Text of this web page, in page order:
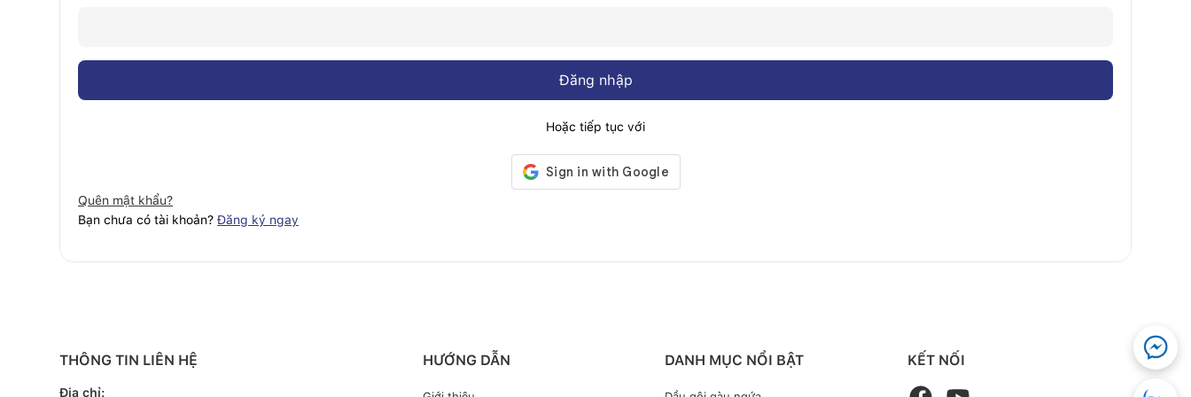
Đăng nhập
Hoặc tiếp tục với
Quên mật khẩu?
Bạn chưa có tài khoản? Đăng ký ngay
THÔNG TIN LIÊN HỆ
Địa chỉ:
HƯỚNG DẪN DANH MỤC NỔI BẬT KẾT NỐI